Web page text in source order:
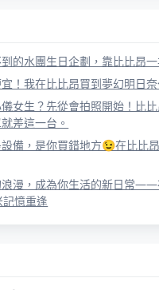
的水團生日企劃，靠比比昂
宜！我在比比昂買到夢幻明日
女生？先從會拍照開始！比
差這一台。
備，是你買錯地方😉在比比
漫，成為你生活的新日常——
憶重逢